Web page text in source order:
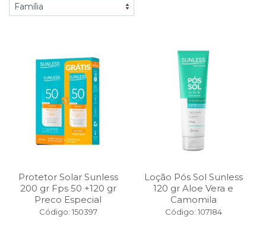
Protetor Solar Sunless
200 gr Fps 50 +120 gr
Preco Especial
Código: 150397
Loção Pós Sol Sunless
120 gr Aloe Vera e
Camomila
Código: 107184